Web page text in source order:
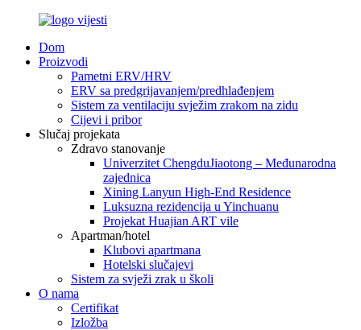
Dom
Proizvodi
Pametni ERV/HRV
ERV sa predgrijavanjem/predhlađenjem
Sistem za ventilaciju svježim zrakom na zidu
Cijevi i pribor
Slučaj projekata
Zdravo stanovanje
Univerzitet ChengduJiaotong – Međunarodna
zajednica
Xining Lanyun High-End Residence
Luksuzna rezidencija u Yinchuanu
Projekat Huajian ART vile
Apartman/hotel
Klubovi apartmana
Hotelski slučajevi
Sistem za svježi zrak u školi
O nama
Certifikat
Izložba